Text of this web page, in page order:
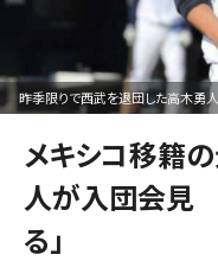
昨季限りで西武を退団した高木勇人
メキシコ移籍
人が入団会見
る」